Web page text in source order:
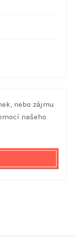
nebo zájmu
našeho